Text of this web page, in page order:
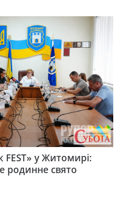
FEST» у Житомирі:
родинне свято